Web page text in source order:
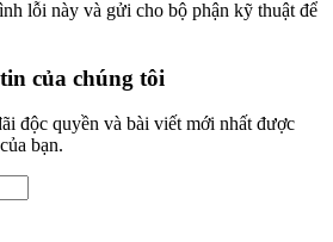
lỗi này và gửi cho bộ phận kỹ thuật để
của chúng tôi
độc quyền và bài viết mới nhất được
bạn.